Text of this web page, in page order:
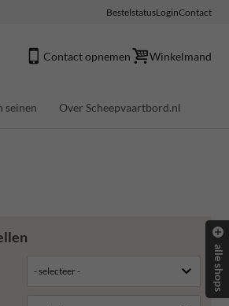
BestelstatusLoginContact
Contact opnemen Winkelmand
seinen Over Scheepvaartbord.nl
alle shops